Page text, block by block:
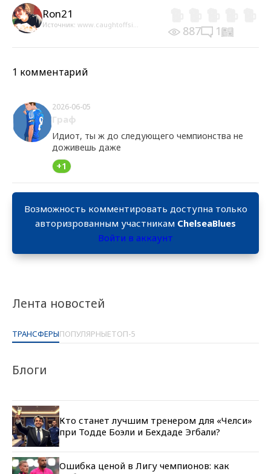
Лента новостей
ТРАНСФЕРЫПОПУЛЯРНЫЕТОП-5
Блоги
Кто станет лучшим тренером для «Челси»
при Тодде Боэли и Бехдаде Эгбали?
Ошибка ценой в Лигу чемпионов: как
Ron21
Источник: www.caughtoffsi... 887 1
1 комментарий
2026-06-05
Граф
Идиот, ты ж до следующего чемпионства не
доживешь даже
+1
Возможность комментировать доступна только
авторизрованным участникам ChelseaBlues
Войти в аккаунт